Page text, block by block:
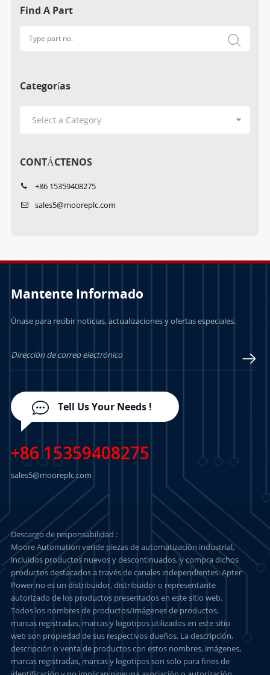
Find A Part
Categorías
CONTÁCTENOS
+86 15359408275
sales5@mooreplc.com
Mantente Informado
Únase para recibir noticias, actualizaciones y ofertas especiales.
Tell Us Your Needs !
+86 15359408275
sales5@mooreplc.com
Descargo de responsabilidad :
Moore Automation vende piezas de automatización industrial,
incluidos productos nuevos y descontinuados, y compra dichos
productos destacados a través de canales independientes. Apter
Power no es un distribuidor, distribuidor o representante
autorizado de los productos presentados en este sitio web.
Todos los nombres de productos/imágenes de productos,
marcas registradas, marcas y logotipos utilizados en este sitio
web son propiedad de sus respectivos dueños. La descripción,
descripción o venta de productos con estos nombres, imágenes,
marcas registradas, marcas y logotipos son solo para fines de